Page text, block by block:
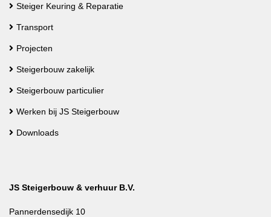
Steiger Keuring & Reparatie
Transport
Projecten
Steigerbouw zakelijk
Steigerbouw particulier
Werken bij JS Steigerbouw
Downloads
JS Steigerbouw & verhuur B.V.
Pannerdensedijk 10